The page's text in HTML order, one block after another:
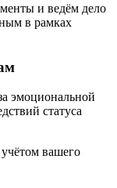
и ведём дело
в рамках
эмоциональной
статуса
вашего